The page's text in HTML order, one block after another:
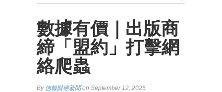
數據有價｜出版商
締「盟約」打擊網
絡爬蟲
By 信報財經新聞on September 12, 2025